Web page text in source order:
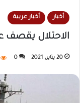
أخبار أخبار عربية
الاحتلال يقصف
20 يناير، 2021 0